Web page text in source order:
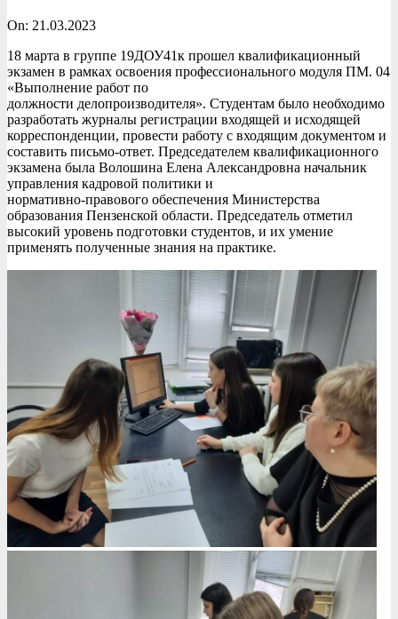
On: 21.03.2023
18 марта в группе 19ДОУ41к прошел квалификационный
экзамен в рамках освоения профессионального модуля ПМ. 04
«Выполнение работ по
должности делопроизводителя». Студентам было необходимо
разработать журналы регистрации входящей и исходящей
корреспонденции, провести работу с входящим документом и
составить письмо-ответ. Председателем квалификационного
экзамена была Волошина Елена Александровна начальник
управления кадровой политики и
нормативно-правового обеспечения Министерства
образования Пензенской области. Председатель отметил
высокий уровень подготовки студентов, и их умение
применять полученные знания на практике.